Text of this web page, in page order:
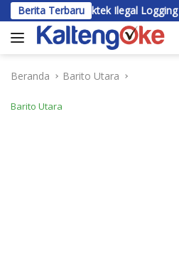
Langsung
ke
konten
Berita Terbaru
Praktek Ilegal Logging di Lamandau
Beranda Barito Utara
Barito Utara